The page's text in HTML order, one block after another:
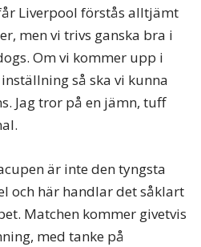
Liverpool förstås alltjämt
men vi trivs ganska bra i
Om vi kommer upp i
så ska vi kunna
Jag tror på en jämn, tuff
är inte den tyngsta
och här handlar det såklart
Matchen kommer givetvis
med tanke på